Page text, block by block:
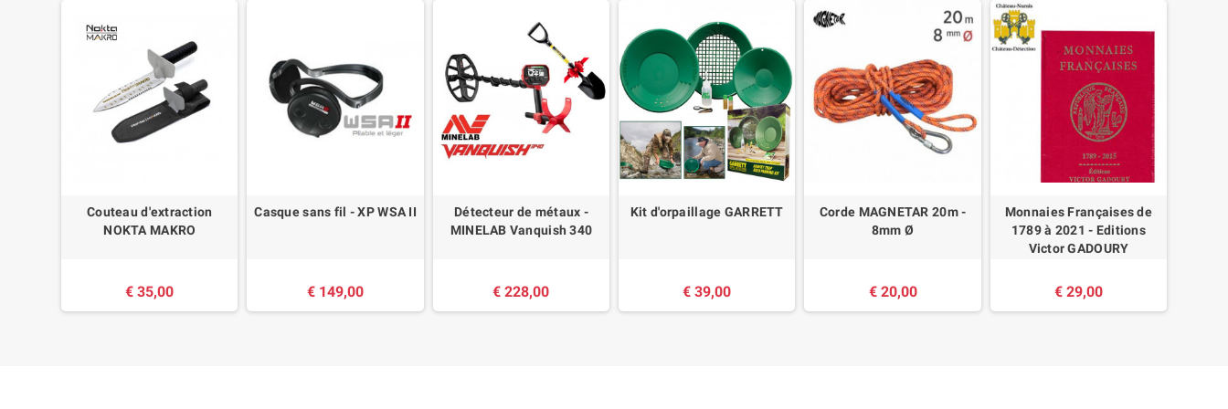
Couteau d'extraction
NOKTA MAKRO
€ 35,00
Casque sans fil - XP WSA II
€ 149,00
Détecteur de métaux -
MINELAB Vanquish 340
€ 228,00
Kit d'orpaillage GARRETT
€ 39,00
Corde MAGNETAR 20m -
8mm Ø
€ 20,00
Monnaies Françaises de
1789 à 2021 - Editions
Victor GADOURY
€ 29,00